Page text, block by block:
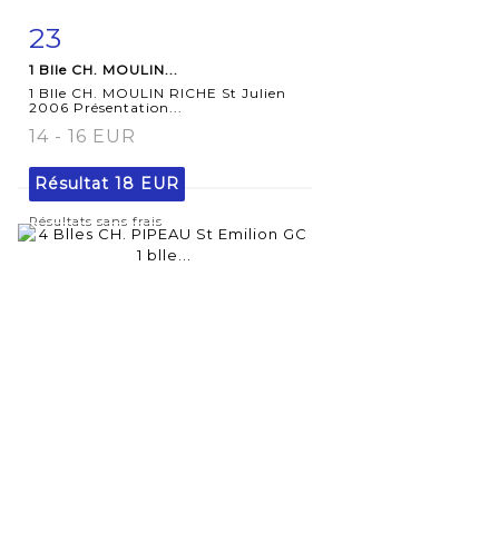
23
1 Blle CH. MOULIN...
1 Blle CH. MOULIN RICHE St Julien
2006 Présentation...
14 - 16 EUR
Résultat 18 EUR
Résultats sans frais